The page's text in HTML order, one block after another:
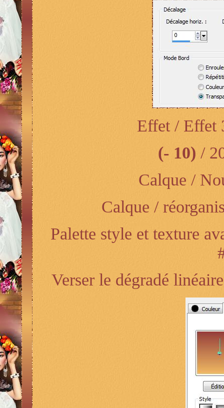
Effet / Effet
(- 10) /
Calque /
Calque /
Palette style et texture
Verser le dégradé